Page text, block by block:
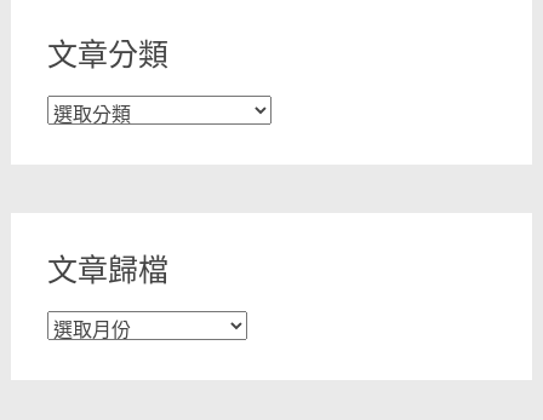
文章分類
文
文章歸檔
文